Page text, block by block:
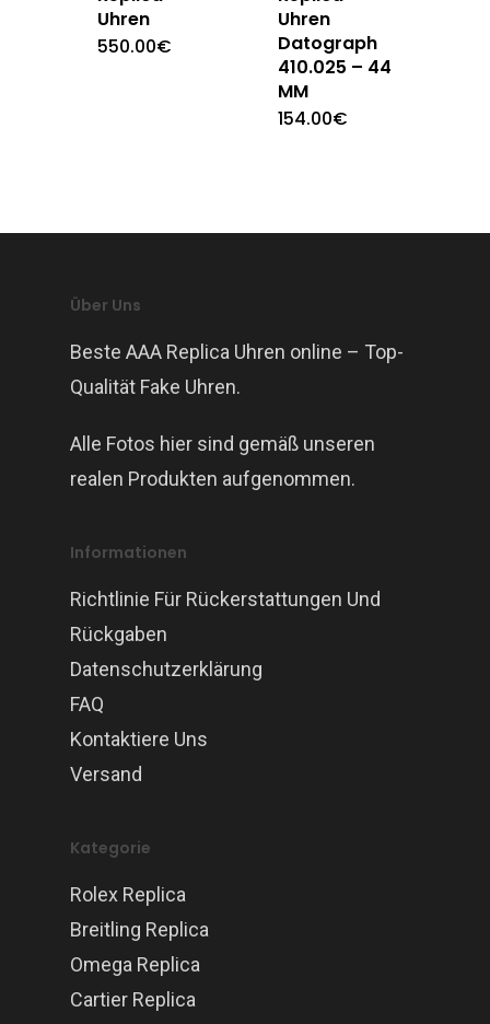
Uhren
550.00€
Uhren
Datograph
410.025 – 44
MM
154.00€
Über Uns
Beste AAA Replica Uhren online – Top-
Qualität Fake Uhren.
Alle Fotos hier sind gemäß unseren
realen Produkten aufgenommen.
Informationen
Richtlinie Für Rückerstattungen Und
Rückgaben
Datenschutzerklärung
FAQ
Kontaktiere Uns
Versand
Kategorie
Rolex Replica
Breitling Replica
Omega Replica
Cartier Replica